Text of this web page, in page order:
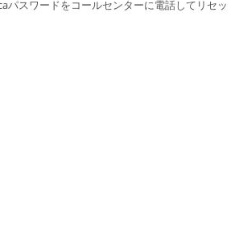
パスワードをコールセンターに電話してリセッ